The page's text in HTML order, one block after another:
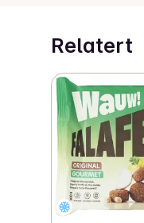
ærlig måltid . Ved
sammen til å
etterlater svært
for kroppen og
Relatert